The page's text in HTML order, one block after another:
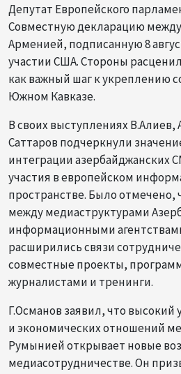
Депутат Европейского
Совместную декларацию
Арменией, подписанную 8
участии США. Стороны
как важный шаг к укреплению
Южном Кавказе.
В своих выступлениях В.Алиев,
Саттаров подчеркнули
интеграции азербайджанских
участия в европейском
пространстве. Было отмечено,
между медиаструктурами
информационными
расширились связи
совместные проекты,
журналистами и тренинги.
Г.Османов заявил, что высокий
и экономических отношений
Румынией открывает новые
медиасотрудничестве. Он